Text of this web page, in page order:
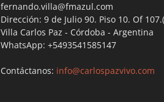
fernando.villa@fmazul.com
Dirección: 9 de Julio 90. Piso 10. Of
Villa Carlos Paz - Córdoba - Argentina
WhatsApp: +5493541585147
Contáctanos: info@carlospazvivo.com